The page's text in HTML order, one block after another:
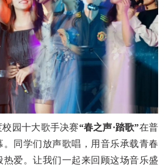
校园十大歌手决赛“春之声·踏歌”在普
。同学们放声歌唱，用音乐承载青春
爱。让我们一起来回顾这场音乐盛